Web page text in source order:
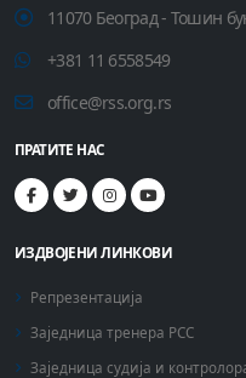
11070 Београд - Тошин
+381 11 6558549
office@rss.org.rs
ПРАТИТЕ НАС
ИЗДВОЈЕНИ ЛИНКОВИ
Репрезентација
Заједница тренера РСС
Заједница судија и